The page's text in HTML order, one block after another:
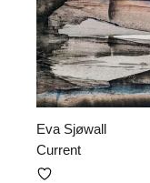
Eva Sjøwall
Current